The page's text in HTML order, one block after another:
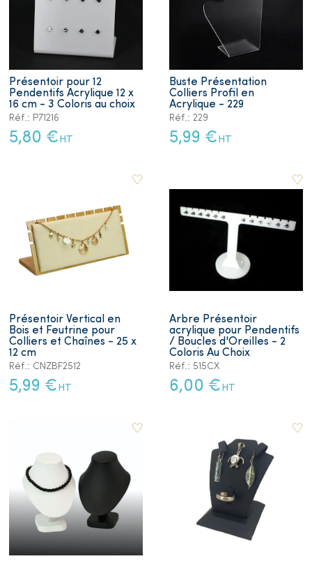
Présentoir pour 12
Pendentifs Acrylique 12 x
16 cm - 3 Coloris au choix
Réf.: P71216
5,80 € HT
Buste Présentation
Colliers Profil en
Acrylique - 229
Réf.: 229
5,99 € HT
Présentoir Vertical en
Bois et Feutrine pour
Colliers et Chaînes - 25 x
12 cm
Réf.: CNZBF2512
5,99 € HT
Arbre Présentoir
acrylique pour Pendentifs
/ Boucles d'Oreilles - 2
Coloris Au Choix
Réf.: 515CX
6,00 € HT